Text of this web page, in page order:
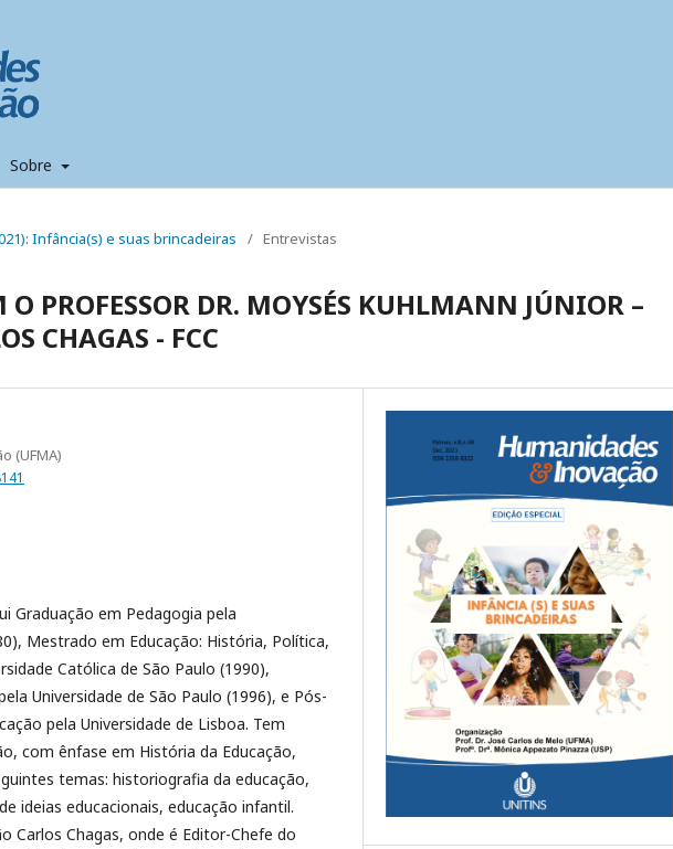
Sobre
Infância(s) e suas brincadeiras / Entrevistas
O PROFESSOR DR. MOYSÉS KUHLMANN JÚNIOR –
CHAGAS - FCC
(UFMA)
Graduação em Pedagogia pela
Mestrado em Educação: História, Política,
Católica de São Paulo (1990),
Universidade de São Paulo (1996), e Pós-
pela Universidade de Lisboa. Tem
com ênfase em História da Educação,
temas: historiografia da educação,
ideias educacionais, educação infantil.
Carlos Chagas, onde é Editor-Chefe do